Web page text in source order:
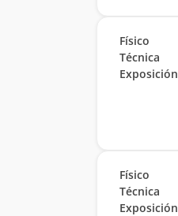
Físico
Técnica
Exposición
Físico
Técnica
Exposición